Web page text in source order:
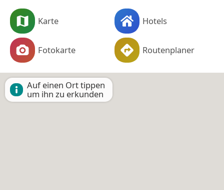
Karte Hotels
Fotokarte Routenplaner
Auf einen Ort tippen
um ihn zu erkunden